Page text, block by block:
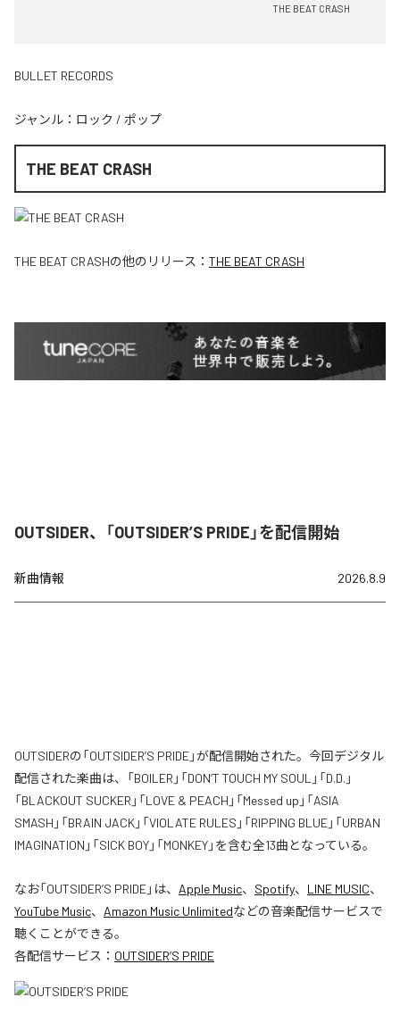
THE BEAT CRASH
BULLET RECORDS
ジャンル： ロック / ポップ
THE BEAT CRASH
THE BEAT CRASHの他のリリース： THE BEAT CRASH
OUTSIDER、「OUTSIDER’S PRIDE」を配信開始
新曲情報 2026.8.9
OUTSIDERの「OUTSIDER’S PRIDE」が配信開始された。今回デジタル
配信された楽曲は、「BOILER」「DON’T TOUCH MY SOUL」「D.D.」
「BLACKOUT SUCKER」「LOVE & PEACH」「Messed up」「ASIA
SMASH」「BRAIN JACK」「VIOLATE RULES」「RIPPING BLUE」「URBAN
IMAGINATION」「SICK BOY」「MONKEY」を含む全13曲となっている。
なお「OUTSIDER’S PRIDE」は、 Apple Music、 Spotify、 LINE MUSIC、
YouTube Music、 Amazon Music Unlimitedなどの音楽配信サービスで
聴くことができる。
各配信サービス： OUTSIDER’S PRIDE